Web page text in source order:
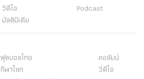
วิดีโอ
Podcast
มัลติมีเดีย
ฟุตบอลไทย
คอลัมน์
กีฬาโลก
วิดีโอ